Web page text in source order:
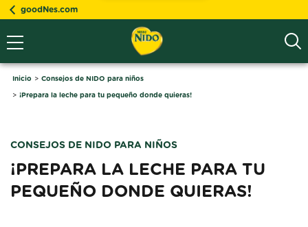
goodNes.com
Inicio
Consejos de NIDO para niños
¡Prepara la leche para tu pequeño donde quieras!
CONSEJOS DE NIDO PARA NIÑOS
¡PREPARA LA LECHE PARA TU
PEQUEÑO DONDE QUIERAS!